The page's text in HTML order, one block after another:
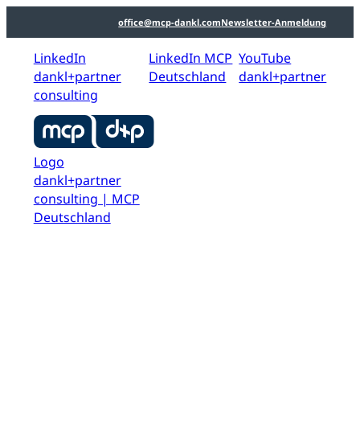
office@mcp-dankl.comNewsletter-Anmeldung
LinkedIn
dankl+partner
consulting
LinkedIn MCP
Deutschland
YouTube
dankl+partner
Logo
dankl+partner
consulting | MCP
Deutschland